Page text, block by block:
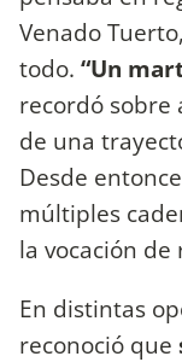
Venado
todo. “Un
recordó sobre
de una
Desde
múltiples
la vocación
En distintas
reconoció que